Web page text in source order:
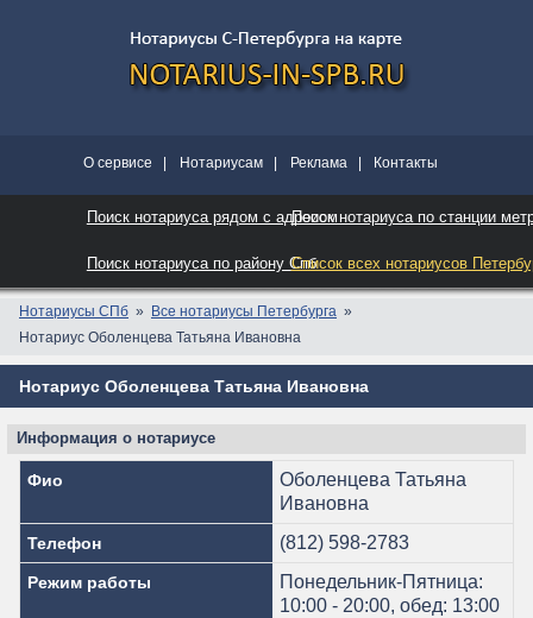
О сервисе Нотариусам| Реклама| Контакты
Поиск нотариуса рядом с адресомПоиск нотариуса по станции
Поиск нотариуса по району СпбСписок всех нотариусов
Нотариусы СПб
Все нотариусы Петербурга
Нотариус Оболенцева Татьяна Ивановна
Нотариус Оболенцева Татьяна Ивановна
Информация о нотариусе
Фио
Оболенцева Татьяна
Ивановна
Телефон (812) 598-2783
Режим работы
Понедельник-Пятница:
10:00 - 20:00, обед: 13:00